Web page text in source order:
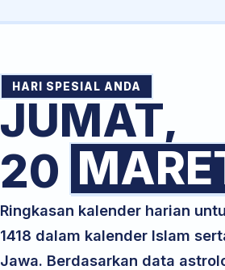
HARI SPESIAL ANDA
JUMAT,
20
Ringkasan kalender harian
1418 dalam kalender Islam
Jawa. Berdasarkan data